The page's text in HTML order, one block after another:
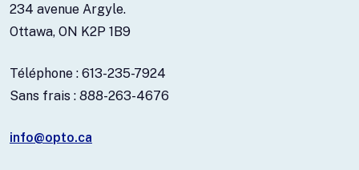
234 avenue Argyle.
Ottawa, ON K2P 1B9
Téléphone : 613-235-7924
Sans frais : 888-263-4676
info@opto.ca